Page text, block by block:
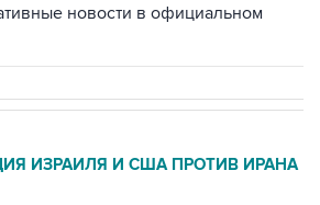
новости в официальном
ИЗРАИЛЯ И США ПРОТИВ ИРАНА